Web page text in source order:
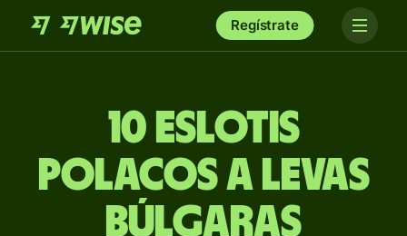
Regístrate
10 eslotis
polacos a levas
búlgaras